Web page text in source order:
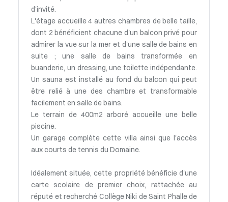
d'invité.
L'étage accueille 4 autres chambres de belle taille,
dont 2 bénéficient chacune d'un balcon privé pour
admirer la vue sur la mer et d'une salle de bains en
suite ; une salle de bains transformée en
buanderie, un dressing, une toilette indépendante.
Un sauna est installé au fond du balcon qui peut
être relié à une des chambre et transformable
facilement en salle de bains.
Le terrain de 400m2 arboré accueille une belle
piscine.
Un garage complète cette villa ainsi que l'accès
aux courts de tennis du Domaine.
Idéalement située, cette propriété bénéficie d'une
carte scolaire de premier choix, rattachée au
réputé et recherché Collège Niki de Saint Phalle de